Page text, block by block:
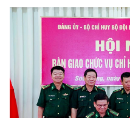
Media Khoa học -
Media Môi trường
Infographic